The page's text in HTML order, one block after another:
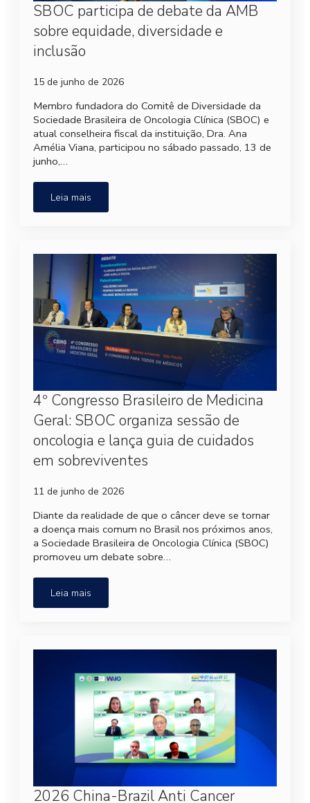
SBOC participa de debate da AMB
sobre equidade, diversidade e
inclusão
15 de junho de 2026
Membro fundadora do Comitê de Diversidade da
Sociedade Brasileira de Oncologia Clínica (SBOC) e
atual conselheira fiscal da instituição, Dra. Ana
Amélia Viana, participou no sábado passado, 13 de
junho,…
Leia mais
4º Congresso Brasileiro de Medicina
Geral: SBOC organiza sessão de
oncologia e lança guia de cuidados
em sobreviventes
11 de junho de 2026
Diante da realidade de que o câncer deve se tornar
a doença mais comum no Brasil nos próximos anos,
a Sociedade Brasileira de Oncologia Clínica (SBOC)
promoveu um debate sobre…
Leia mais
2026 China-Brazil Anti Cancer